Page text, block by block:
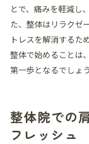
とで、痛みを軽減し
た、整体はリラクゼ
トレスを解消するた
整体で始めることは
第一歩となるでしょう
整体院での
フレッシュ